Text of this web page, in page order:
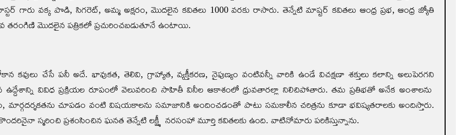
గారు వక్క పొడి, సిగరెట్, అమ్మ అక్షరం, మొదలైన కవితలు 1000 వరకు రాసారు. తెన్నేటి మాష్టర్ కవితలు ఆంధ్ర ప్రభ, ఆంధ్ర జ్యోతి
భావ తరంగిణి మొదలైన పత్రికలో ప్రచురించబడుతూనే ఉంటాయి.
కవులు చేసే పనీ అదే. భావుకత, తెలివి, గ్రాహ్యాత, వ్యక్తీకరణ, నైపుణ్యం వంటివన్నీ వారికి ఉండే విచక్షణా శక్తులు కలాన్ని అలుపెరగని
వివిధ ప్రక్రియల రూపంలో వెలువరించి సాహితీ వినీల ఆకాశంలో ధ్రువతారల్లా నిలిచిపోతారు. తమ ప్రతిభతో అనేక అంశాలను
మార్గదర్శకతను చూపడం వంటి విషయకాలను సమాజానికి అందించడంతో పాటు సమకాలీన చరిత్రను కూడా భవిష్యతరాలకు అందిస్తారు.
స్మరించి ప్రశంసించిన ఘనత తెన్నేటి లక్ష్మీ నరసంహా మూర్తి కవితలకు ఉంది. వాటినోమారు పరికిస్తున్నాను.